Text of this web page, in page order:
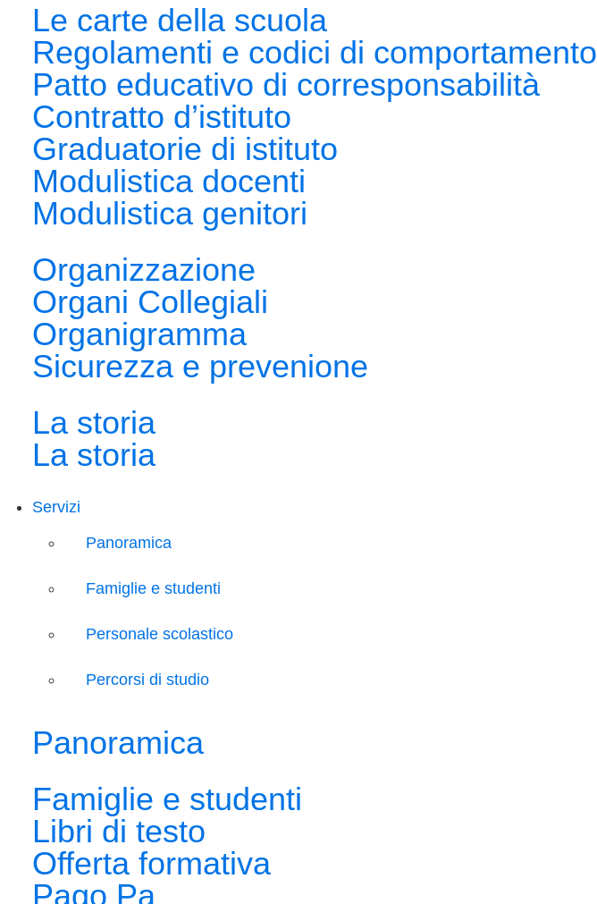
Le carte della scuola
Regolamenti e codici di comportamento
Patto educativo di corresponsabilità
Contratto d’istituto
Graduatorie di istituto
Modulistica docenti
Modulistica genitori
Organizzazione
Organi Collegiali
Organigramma
Sicurezza e prevenione
La storia
La storia
Servizi
Panoramica
Famiglie e studenti
Personale scolastico
Percorsi di studio
Panoramica
Famiglie e studenti
Libri di testo
Offerta formativa
Pago Pa